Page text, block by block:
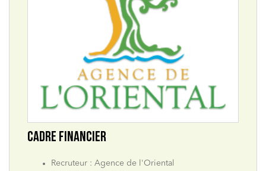
CADRE FINANCIER
Recruteur : Agence de l'Oriental